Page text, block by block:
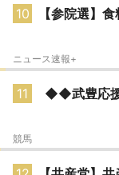
10 【参院選】
ニュース速報+
11 ◆◆武豊応
競馬